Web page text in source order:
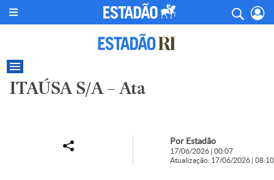
ITAÚSA S/A – Ata
Por Estadão
17/06/2026 | 00:07
Atualização: 17/06/2026 | 08:10